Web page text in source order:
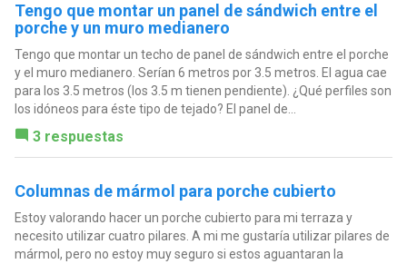
Tengo que montar un panel de sándwich entre el
porche y un muro medianero
Tengo que montar un techo de panel de sándwich entre el porche
y el muro medianero. Serían 6 metros por 3.5 metros. El agua cae
para los 3.5 metros (los 3.5 m tienen pendiente). ¿Qué perfiles son
los idóneos para éste tipo de tejado? El panel de...
3 respuestas
Columnas de mármol para porche cubierto
Estoy valorando hacer un porche cubierto para mi terraza y
necesito utilizar cuatro pilares. A mi me gustaría utilizar pilares de
mármol, pero no estoy muy seguro si estos aguantaran la